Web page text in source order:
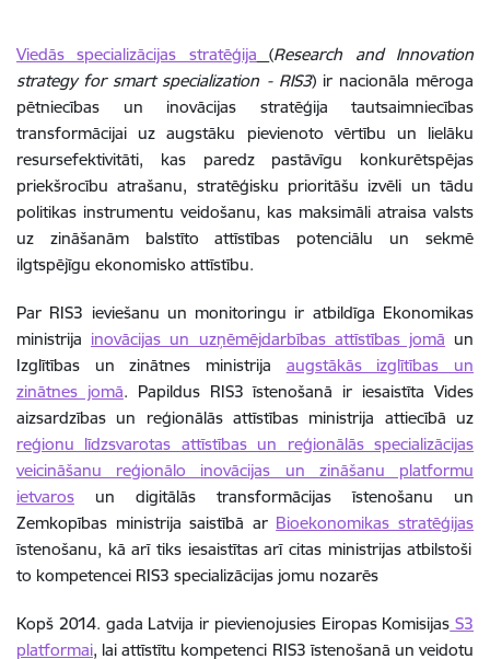
Viedās specializācijas stratēģija (Research and Innovation
strategy for smart specialization - RIS3) ir nacionāla mēroga
pētniecības un inovācijas stratēģija tautsaimniecības
transformācijai uz augstāku pievienoto vērtību un lielāku
resursefektivitāti, kas paredz pastāvīgu konkurētspējas
priekšrocību atrašanu, stratēģisku prioritāšu izvēli un tādu
politikas instrumentu veidošanu, kas maksimāli atraisa valsts
uz zināšanām balstīto attīstības potenciālu un sekmē
ilgtspējīgu ekonomisko attīstību.
Par RIS3 ieviešanu un monitoringu ir atbildīga Ekonomikas
ministrija inovācijas un uzņēmējdarbības attīstības jomā un
Izglītības un zinātnes ministrija augstākās izglītības un
zinātnes jomā. Papildus RIS3 īstenošanā ir iesaistīta Vides
aizsardzības un reģionālās attīstības ministrija attiecībā uz
reģionu līdzsvarotas attīstības un reģionālās specializācijas
veicināšanu reģionālo inovācijas un zināšanu platformu
ietvaros un digitālās transformācijas īstenošanu un
Zemkopības ministrija saistībā ar Bioekonomikas stratēģijas
īstenošanu, kā arī tiks iesaistītas arī citas ministrijas atbilstoši
to kompetencei RIS3 specializācijas jomu nozarēs
Kopš 2014. gada Latvija ir pievienojusies Eiropas Komisijas S3
platformai, lai attīstītu kompetenci RIS3 īstenošanā un veidotu